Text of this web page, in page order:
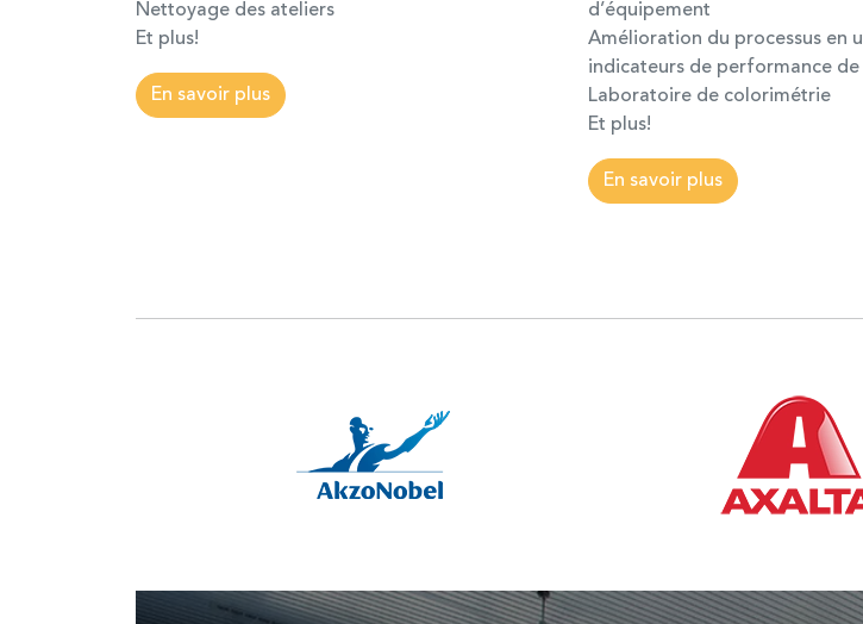
Nettoyage des ateliers
Et plus!
En savoir plus
d’équipement
Amélioration du processus en
indicateurs de performance de
Laboratoire de colorimétrie
Et plus!
En savoir plus